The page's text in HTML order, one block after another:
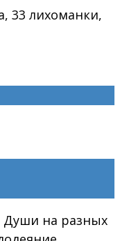
33 лихоманки,
на разных